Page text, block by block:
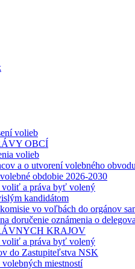
volieb
OBCÍ
volieb
a o utvorení volebného obvodu
obdobie 2026-2030
voliť a práva byť volený
kandidátom
vo voľbách do orgánov
doručenie oznámenia o
KRAJOV
voliť a práva byť volený
do Zastupiteľstva NSK
miestností